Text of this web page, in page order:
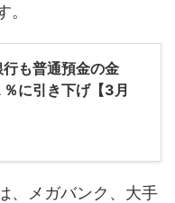
も普通預金の金
に引き下げ【3月
、メガバンク、大手